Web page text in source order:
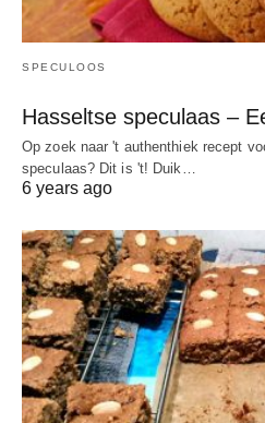
SPECULOOS
Hasseltse speculaas –
Op zoek naar 't authenthiek recept
speculaas? Dit is 't! Duik…
6 years ago